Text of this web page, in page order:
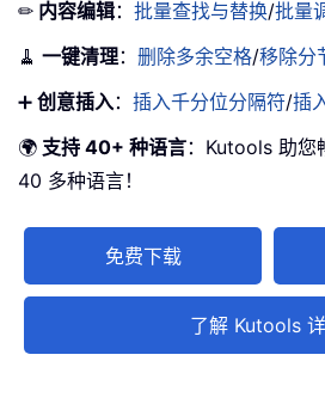
✏ 内容编辑： 批量查找与替换/批量
🧹 一键清理： 删除多余空格/移除分
➕ 创意插入： 插入千分位分隔符/插
🌍 支持 40+ 种语言：Kutools 助您
40 多种语言！
免费下载
了解 Kutools